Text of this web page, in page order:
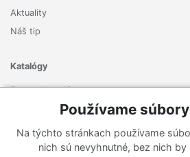
Aktuality
Náš tip
Katalógy
Zoznam katalógov
Zaregistrujte sa k odberu nášho
Používame
Na týchto stránkach používame
nich sú nevyhnutné, bez nich by